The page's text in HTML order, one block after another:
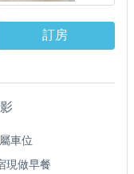
訂房
車位
現做早餐